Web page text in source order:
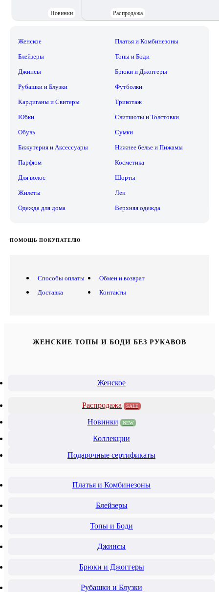
Новинки Распродажа
Женское Платья и Комбинезоны
Блейзеры Топы и Боди
Джинсы Брюки и Джоггеры
Рубашки и Блузки Футболки
Кардиганы и Свитеры Трикотаж
Юбки Свитшоты и Толстовки
Обувь Сумки
Бижутерия и Аксессуары Нижнее белье и Пижамы
Парфюм Косметика
Для волос Шорты
Жилеты Лен
Одежда для дома Верхняя одежда
ПОМОЩЬ ПОКУПАТЕЛЮ
Способы оплаты
Доставка
Обмен и возврат
Контакты
ЖЕНСКИЕ ТОПЫ И БОДИ БЕЗ РУКАВОВ
Женское
Распродажа SALE
Новинки NEW
Коллекции
Подарочные сертификаты
Платья и Комбинезоны
Блейзеры
Топы и Боди
Джинсы
Брюки и Джоггеры
Рубашки и Блузки